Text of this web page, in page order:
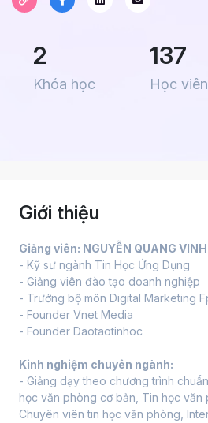
2
Khóa học
137
Học viên
Giới thiệu
Giảng viên: NGUYỄN QUANG VINH
- Kỹ sư ngành Tin Học Ứng Dụng
- Giảng viên đào tạo doanh nghiệp
- Trưởng bộ môn Digital Marketing
- Founder Vnet Media
- Founder Daotaotinhoc
Kinh nghiệm chuyên ngành:
- Giảng dạy theo chương trình
học văn phòng cơ bản, Tin học văn
Chuyên viên tin học văn phòng,